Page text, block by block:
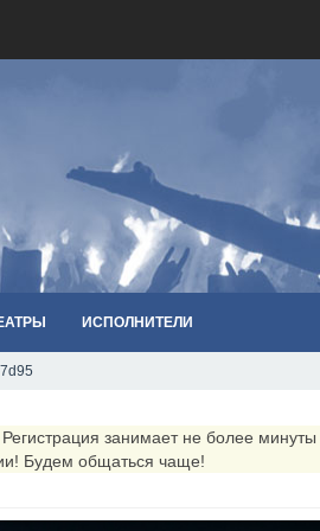
ИСПОЛНИТЕЛИ
Регистрация занимает не более
Будем общаться чаще!